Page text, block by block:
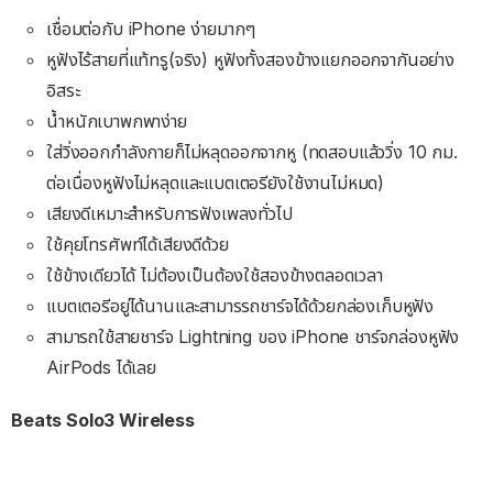
เชื่อมต่อกับ iPhone ง่ายมากๆ
หูฟังไร้สายที่แท้ทรู(จริง) หูฟังทั้งสองข้างแยกออกจากันอย่าง
อิสระ
น้ำหนักเบาพกพาง่าย
ใส่วิ่งออกกำลังกายก็ไม่หลุดออกจากหู (ทดสอบแล้ววิ่ง 10 กม.
ต่อเนื่องหูฟังไม่หลุดและแบตเตอรียังใช้งานไม่หมด)
เสียงดีเหมาะสำหรับการฟังเพลงทั่วไป
ใช้คุยโทรศัพท์ได้เสียงดีด้วย
ใช้ข้างเดียวได้ ไม่ต้องเป็นต้องใช้สองข้างตลอดเวลา
แบตเตอรีอยู่ได้นานและสามารรถชาร์จได้ด้วยกล่องเก็บหูฟัง
สามารถใช้สายชาร์จ Lightning ของ iPhone ชาร์จกล่องหูฟัง
AirPods ได้เลย
Beats Solo3 Wireless